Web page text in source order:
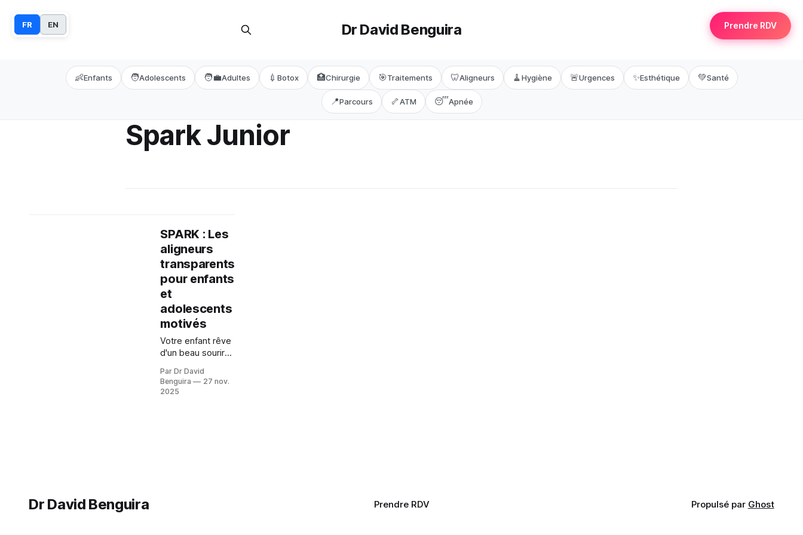
Dr David Benguira
👶Enfants 🧑Adolescents 🧑‍💼Adultes 💉 Botox 🏥Chirurgie 🎯Traitements 🦷Aligneurs 🧹Hygiène 🚨Urgences ✨Esthétique 💚Santé
📍Parcours 🦴ATM 😴Apnée
Spark Junior
SPARK : Les
aligneurs
transparents
pour enfants
et
adolescents
motivés
Votre enfant rêve
d'un beau sourire
métalliques ?
Découvrez
Par Dr David
Benguira
27 nov.
2025
Dr David Benguira Prendre RDV Propulsé par Ghost
FR EN Prendre RDV